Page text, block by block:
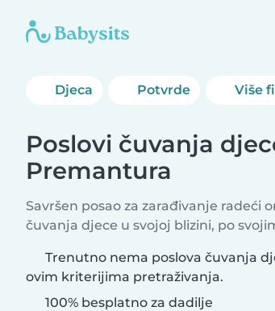
Djeca Potvrde Više
Poslovi čuvanja
Premantura
Savršen posao za zarađivanje radeći
čuvanja djece u svojoj blizini, po
Trenutno nema poslova čuvanja
ovim kriterijima pretraživanja.
100% besplatno za dadilje